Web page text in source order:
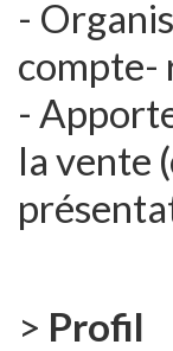
-
compte-
-
la vente
> Profil